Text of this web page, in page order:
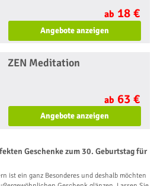
ab 18 €
Angebote anzeigen
ZEN Meditation
ab 63 €
Angebote anzeigen
Geschenke zum 30. Geburtstag für
ist ein ganz Besonderes und deshalb möchten